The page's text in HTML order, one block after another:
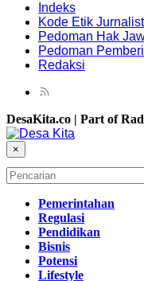
Indeks
Kode Etik
Pedoman Hak
Pedoman
Redaksi
DesaKita.co | Part of
×
Pemerintahan
Regulasi
Pendidikan
Bisnis
Potensi
Lifestyle